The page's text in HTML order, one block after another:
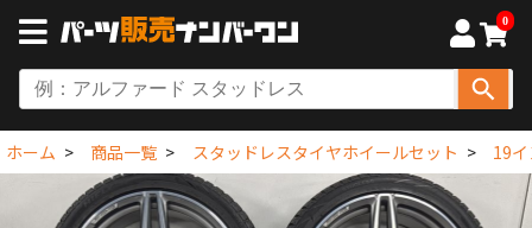
0
ホーム 商品一覧 スタッドレスタイヤホイールセット 19